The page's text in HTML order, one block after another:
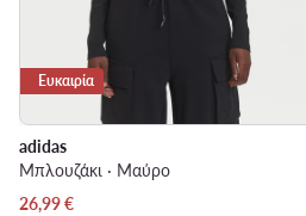
Ευκαιρία
adidas
Μπλουζάκι · Μαύρο
Τρέχουσα τιμή
26,99€